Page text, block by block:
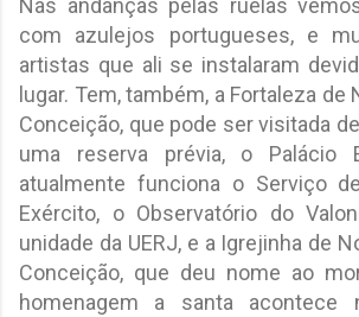
Nas andanças pelas ruelas
com azulejos portugueses, e
artistas que ali se instalaram
lugar. Tem, também, a Fortaleza de
Conceição, que pode ser visitada
uma reserva prévia, o Palácio
atualmente funciona o Serviço
Exército, o Observatório do
unidade da UERJ, e a Igrejinha de
Conceição, que deu nome ao
homenagem a santa